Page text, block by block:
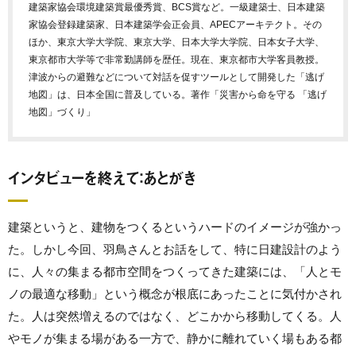
建築家協会環境建築賞最優秀賞、BCS賞など。一級建築士、日本建築
家協会登録建築家、日本建築学会正会員、APECアーキテクト。その
ほか、東京大学大学院、東京大学、日本大学大学院、日本女子大学、
東京都市大学等で非常勤講師を歴任。現在、東京都市大学客員教授。
津波からの避難などについて対話を促すツールとして開発した「逃げ
地図」は、日本全国に普及している。著作「災害から命を守る 「逃げ
地図」づくり」
インタビューを終えて：あとがき
建築というと、建物をつくるというハードのイメージが強かっ
た。しかし今回、羽鳥さんとお話をして、特に日建設計のよう
に、
人々の集まる都市空間をつくってきた建築には、「人とモ
ノの最適な移動」という概念が根底にあったことに気付かされ
た。人は突然増えるのではなく、どこかから移動してくる。
人
やモノが集まる場がある一方で、静かに離れていく場もある都